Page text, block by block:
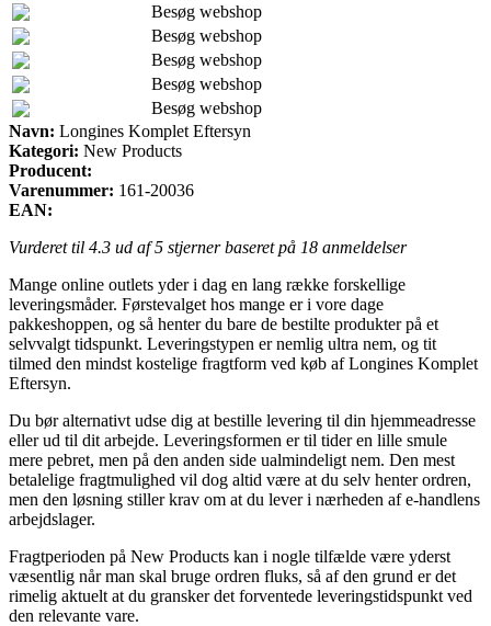
Besøg webshop
Besøg webshop
Besøg webshop
Besøg webshop
Besøg webshop
Navn: Longines Komplet Eftersyn
Kategori: New Products
Producent:
Varenummer: 161-20036
EAN:
Vurderet til 4.3 ud af 5 stjerner baseret på 18 anmeldelser
Mange online outlets yder i dag en lang række forskellige
leveringsmåder. Førstevalget hos mange er i vore dage
pakkeshoppen, og så henter du bare de bestilte produkter på et
selvvalgt tidspunkt. Leveringstypen er nemlig ultra nem, og tit
tilmed den mindst kostelige fragtform ved køb af Longines Komplet
Eftersyn.
Du bør alternativt udse dig at bestille levering til din hjemmeadresse
eller ud til dit arbejde. Leveringsformen er til tider en lille smule
mere pebret, men på den anden side ualmindeligt nem. Den mest
betalelige fragtmulighed vil dog altid være at du selv henter ordren,
men den løsning stiller krav om at du lever i nærheden af e-handlens
arbejdslager.
Fragtperioden på New Products kan i nogle tilfælde være yderst
væsentlig når man skal bruge ordren fluks, så af den grund er det
rimelig aktuelt at du gransker det forventede leveringstidspunkt ved
den relevante vare.